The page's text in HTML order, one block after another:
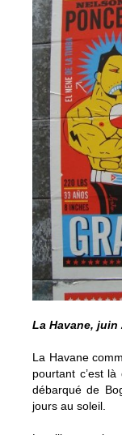
La Havane, juin
La Havane
pourtant c’est
débarqué de
jours au soleil.